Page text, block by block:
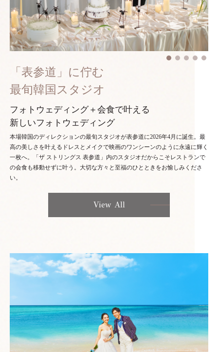
「表参道」に佇む
最旬韓国スタジオ
フォトウェディング＋会食で叶える
新しいフォトウェディング
本場韓国のディレクションの最旬スタジオが表参道に2026年4月に誕生。最
高の美しさを叶えるドレスとメイクで映画のワンシーンのように永遠に輝く
一枚へ。「ザ ストリングス 表参道」内のスタジオだからこそレストランで
の会食も移動せずに叶う。大切な方々と至福のひとときをお愉しみくださ
い。
View All